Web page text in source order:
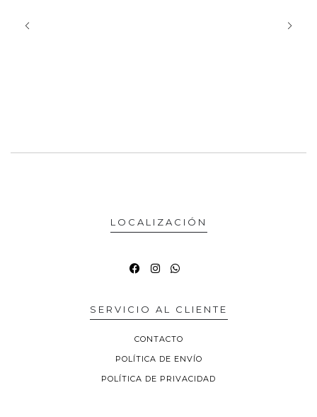
LOCALIZACIÓN
SERVICIO AL CLIENTE
CONTACTO
POLÍTICA DE ENVÍO
POLÍTICA DE PRIVACIDAD